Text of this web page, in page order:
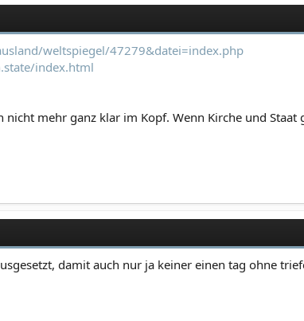
weltspiegel/47279&datei=index.php
index.html
nicht mehr ganz klar im Kopf. Wenn Kirche und
damit auch nur ja keiner einen tag ohne